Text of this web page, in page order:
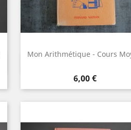
Mon Arithmétique - Cours
Prix
6,00 €